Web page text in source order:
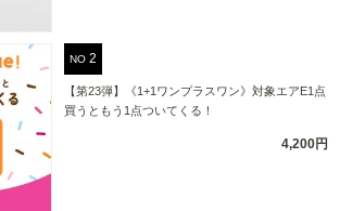
NO
【第23弾】《1+1ワンプラスワン》対象エアE1点
買うともう1点ついてくる！
4,200円